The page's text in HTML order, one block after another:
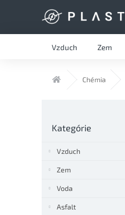
Vzduch Zem
DomovChémia
kategórie
Kategórie
Vzduch
Zem
Voda
Asfalt